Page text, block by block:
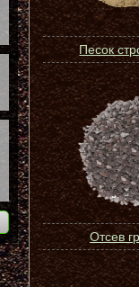
Песок
Отсев